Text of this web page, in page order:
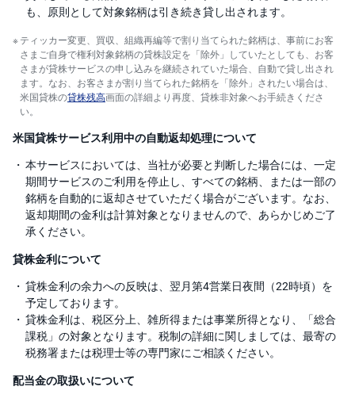
も、原則として対象銘柄は引き続き貸し出されます。
ティッカー変更、買収、組織再編等で割り当てられた銘柄は、事前にお客
さまご自身で権利対象銘柄の貸株設定を「除外」していたとしても、お客
さまが貸株サービスの申し込みを継続されていた場合、自動で貸し出され
ます。なお、お客さまが割り当てられた銘柄を「除外」されたい場合は、
米国貸株の貸株残高画面の詳細より再度、貸株非対象へお手続きくださ
い。
米国貸株サービス利用中の自動返却処理について
本サービスにおいては、当社が必要と判断した場合には、一定
期間サービスのご利用を停止し、すべての銘柄、または一部の
銘柄を自動的に返却させていただく場合がございます。なお、
返却期間の金利は計算対象となりませんので、あらかじめご了
承ください。
貸株金利について
貸株金利の余力への反映は、翌月第4営業日夜間（22時頃）を
予定しております。
貸株金利は、税区分上、雑所得または事業所得となり、「総合
課税」の対象となります。税制の詳細に関しましては、最寄の
税務署または税理士等の専門家にご相談ください。
配当金の取扱いについて